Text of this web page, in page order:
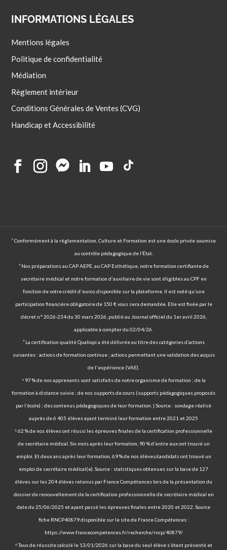
INFORMATIONS LÉGALES
Mentions légales
Politique de confidentialité
Médiation
Règlement intérieur
Conditions Générales de Ventes (CVG)
Handicap et Accessibilité
¹ Conformément à la réglementation, Culture et Formation est une école privée soumise
au contrôle pédagogique de l’État.
² Nos préparations au CAP AEPE, au CAP Esthétique, notre formation certifiante de
secrétaire médical et notre formation d'auxiliaire de vie sont éligibles au CPF en
fonction de votre crédit d'euros disponible sur la plateforme. Il est noté qu’une
participation financière obligatoire de 150 € vous sera demandée. Elle est fixée par le
décret n° 2026-234 du 30 mars 2026, publié au Journal officiel du 1er avril 2026,
applicable à compter du 02/04/26.
³ La certification qualité Qualiopi a été délivrée au titre des catégories d’actions
suivantes : actions de formation continue ; actions permettant une validation des acquis
de l'expérience (VAE).
⁴ 97 % de nos apprenants sont satisfaits de notre organisme de formation ; de la
formation à distance suivie ; de nos supports de cours (supports pédagogiques proposés
par l’école) ; des contenus pédagogiques de leur formation. | Source : sondage réalisé
auprès de 6 405 élèves ayant terminé leur formation entre 2021 et 2025
⁵ 62 % de nos élèves ont réussi les épreuves finales de la certification professionnelle
de secrétaire médical. Six mois après leur formation, 90 % d’entre eux ont trouvé un
emploi. Et deux ans après leur formation, 69 % de nos élèves/candidats ont trouvé un
emploi de secrétaire médical(e). Source : statistiques obtenues sur la base de 127
élèves sur les 204 élèves retenus par France Compétences lors de la présentation du
dossier de renouvellement de la certification professionnelle de secrétaire médical en
date du 25/06/2025 et ayant passé les épreuves finales entre 2020 et 2022. Source
fiche RNCP40879 disponible sur le site de France Compétences :
https://www.francecompetences.fr/recherche/rncp/40879/
⁶ Taux de réussite calculé le 13/01/2026 sur la base du seul élève s’étant présenté et